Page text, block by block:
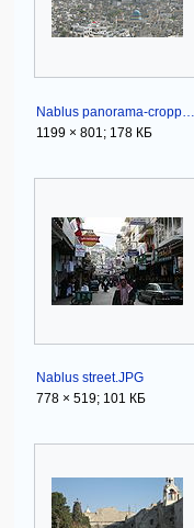
1199 × 801; 178 КБ
Nablus street.JPG
778 × 519; 101 КБ